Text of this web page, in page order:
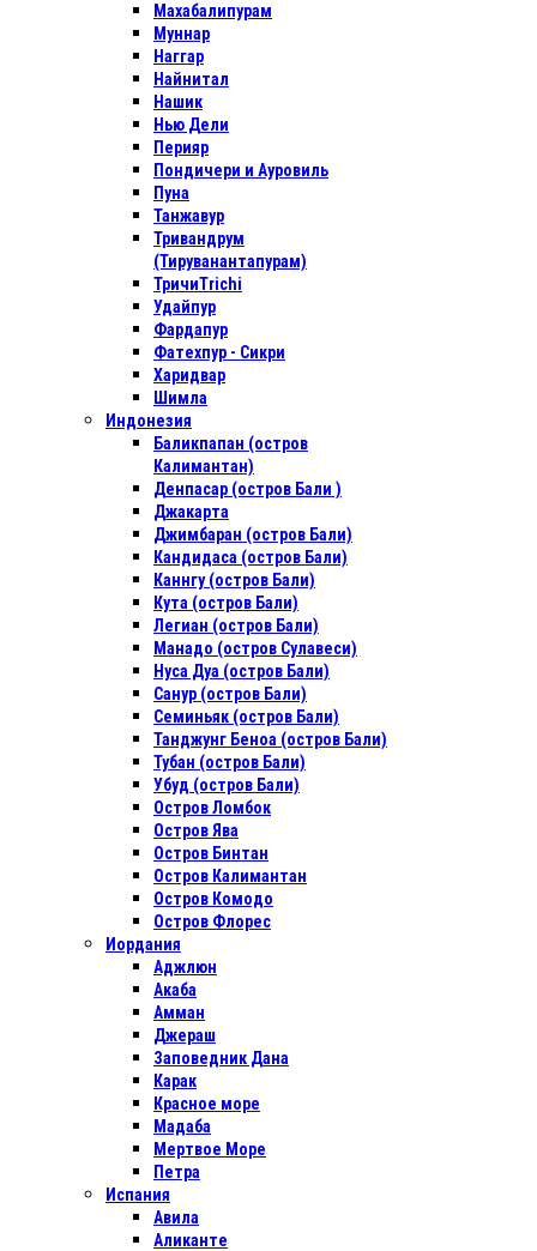
Махабалипурам
Муннар
Наггар
Найнитал
Нашик
Нью Дели
Перияр
Пондичери и Ауровиль
Пуна
Танжавур
Тривандрум
(Тируванантапурам)
ТричиTrichi
Удайпур
Фардапур
Фатехпур - Сикри
Харидвар
Шимла
Индонезия
Баликпапан (остров
Калимантан)
Денпасар (остров Бали )
Джакарта
Джимбаран (остров Бали)
Кандидаса (остров Бали)
Каннгу (остров Бали)
Кута (остров Бали)
Легиан (остров Бали)
Манадо (остров Сулавеси)
Нуса Дуа (остров Бали)
Санур (остров Бали)
Семиньяк (остров Бали)
Танджунг Беноа (остров Бали)
Тубан (остров Бали)
Убуд (остров Бали)
Остров Ломбок
Остров Ява
Остров Бинтан
Остров Калимантан
Остров Комодо
Остров Флорес
Иордания
Аджлюн
Акаба
Амман
Джераш
Заповедник Дана
Карак
Красное море
Мадаба
Мертвое Море
Петра
Испания
Авила
Аликанте